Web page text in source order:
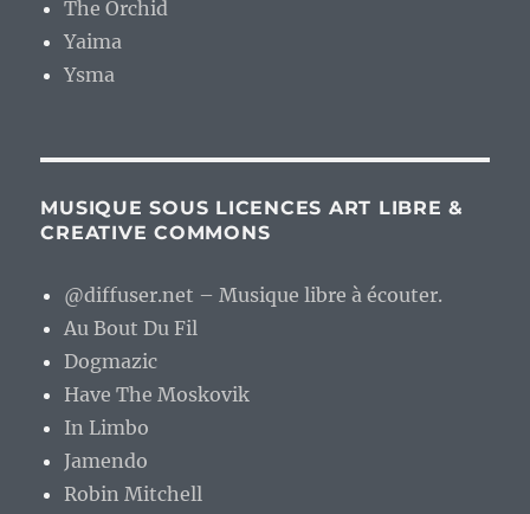
The Orchid
Yaima
Ysma
MUSIQUE SOUS LICENCES ART LIBRE &
CREATIVE COMMONS
@diffuser.net – Musique libre à écouter.
Au Bout Du Fil
Dogmazic
Have The Moskovik
In Limbo
Jamendo
Robin Mitchell